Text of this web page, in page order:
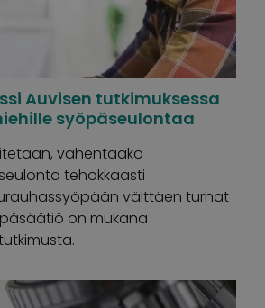
Auvisen tutkimuksessa
syöpäseulontaa
vähentääkö
tehokkaasti
välttäen turhat
on mukana